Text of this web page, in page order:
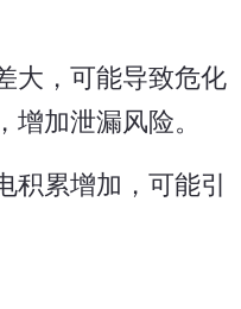
大，可能导致危化
加泄漏风险。
积累增加，可能引